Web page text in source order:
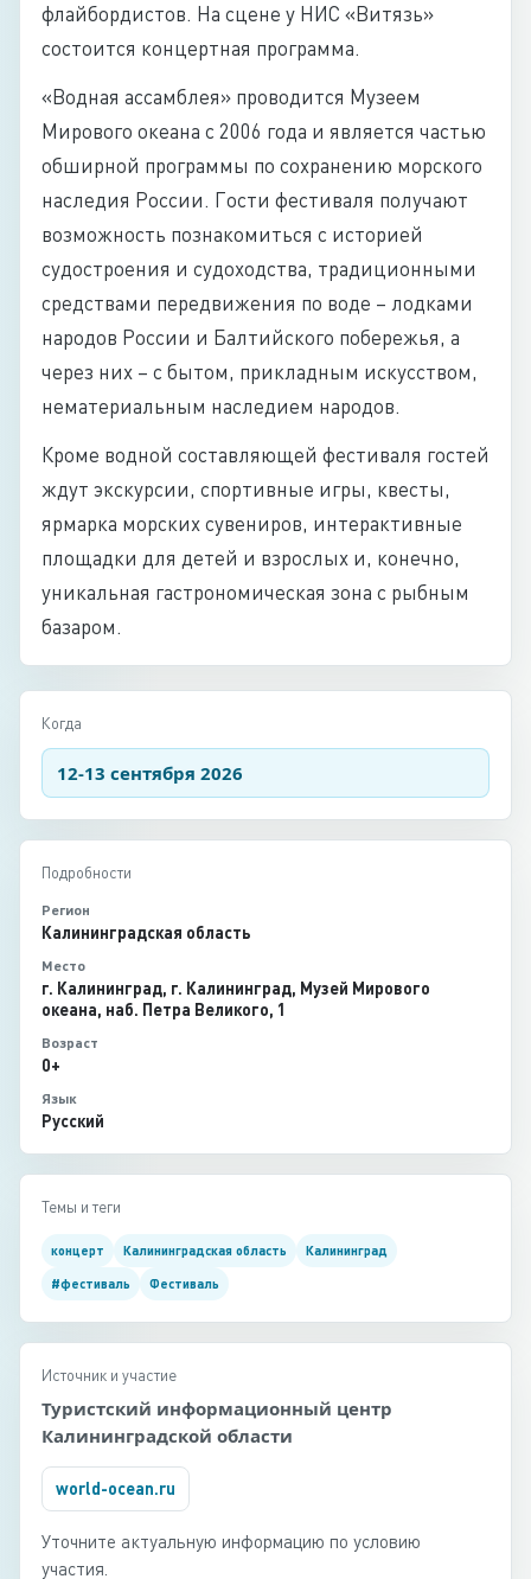
флайбордистов. На сцене у НИС «Витязь»
состоится концертная программа.
«Водная ассамблея» проводится Музеем
Мирового океана с 2006 года и является частью
обширной программы по сохранению морского
наследия России. Гости фестиваля получают
возможность познакомиться с историей
судостроения и судоходства, традиционными
средствами передвижения по воде – лодками
народов России и Балтийского побережья, а
через них – с бытом, прикладным искусством,
нематериальным наследием народов.
Кроме водной составляющей фестиваля гостей
ждут экскурсии, спортивные игры, квесты,
ярмарка морских сувениров, интерактивные
площадки для детей и взрослых и, конечно,
уникальная гастрономическая зона с рыбным
базаром.
Когда
12-13 сентября 2026
Подробности
Регион
Калининградская область
Место
г. Калининград, г. Калининград, Музей Мирового
океана, наб. Петра Великого, 1
Возраст
0+
Язык
Русский
Темы и теги
концерт Калининградская область Калининград
#фестиваль Фестиваль
Источник и участие
Туристский информационный центр
Калининградской области
world-ocean.ru
Уточните актуальную информацию по условию
участия.